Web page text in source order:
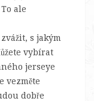
ale
s jakým
vybírat
jerseye
vezměte
dobře